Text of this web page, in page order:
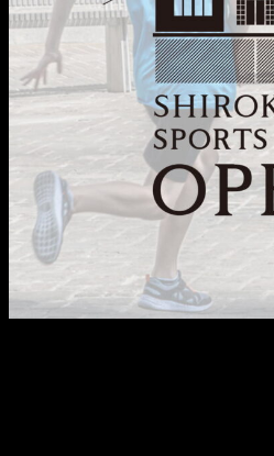
イ
ン
コ
ン
テ
ン
ツ
動